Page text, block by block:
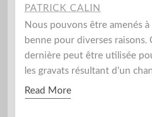
PATRICK CALIN
Nous pouvons être amenés
benne pour diverses raisons.
dernière peut être utilisée
les gravats résultant d’un
Read More